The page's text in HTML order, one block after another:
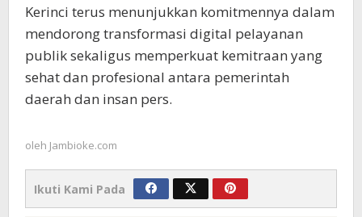
Kerinci terus menunjukkan komitmennya dalam
mendorong transformasi digital pelayanan
publik sekaligus memperkuat kemitraan yang
sehat dan profesional antara pemerintah
daerah dan insan pers.
oleh Jambioke.com
Ikuti Kami Pada